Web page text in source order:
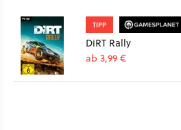
TIPP
DiRT Rally
ab 3,99 €